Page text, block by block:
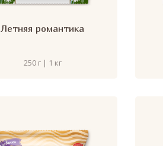
Летняя романтика
250 г | 1 кг